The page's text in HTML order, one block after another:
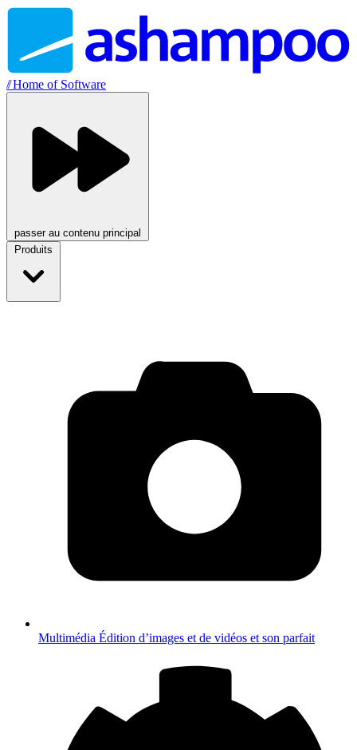
//Home of Software
passer au contenu principal
Produits
Multimédia Édition d’images et de vidéos et son parfait